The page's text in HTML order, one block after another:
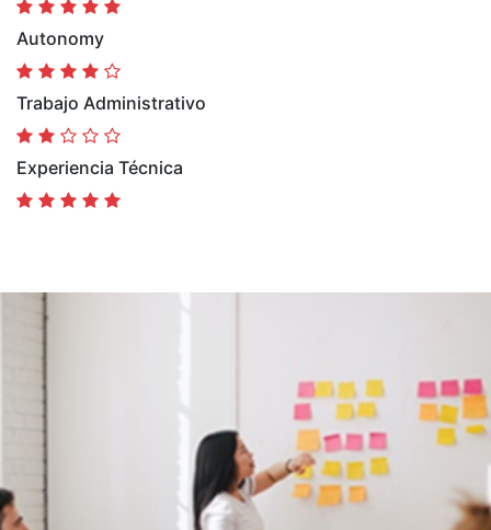
Autonomy
Trabajo Administrativo
Experiencia Técnica